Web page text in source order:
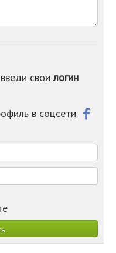
-
-
-
своилогин
в соцсети